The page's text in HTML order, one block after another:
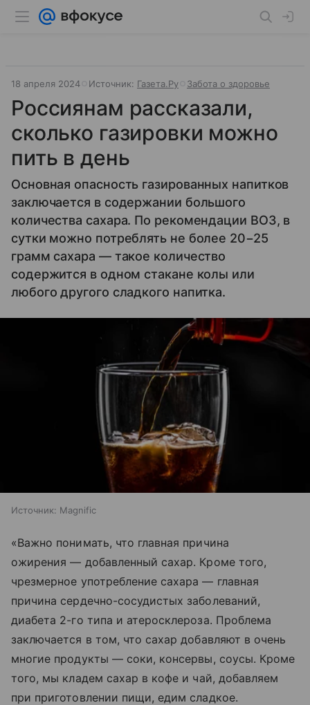
18 апреля 2024 Источник: Газета.Ру Забота о здоровье
Россиянам рассказали,
сколько газировки можно
пить в день
Основная опасность газированных напитков
заключается в содержании большого
количества сахара. По рекомендации ВОЗ, в
сутки можно потреблять не более 20−25
грамм сахара — такое количество
содержится в одном стакане колы или
любого другого сладкого напитка.
Источник: Magnific
«Важно понимать, что главная причина
ожирения — добавленный сахар. Кроме того,
чрезмерное употребление сахара — главная
причина сердечно-сосудистых заболеваний,
диабета 2-го типа и атеросклероза. Проблема
заключается в том, что сахар добавляют в очень
многие продукты — соки, консервы, соусы. Кроме
того, мы кладем сахар в кофе и чай, добавляем
при приготовлении пищи, едим сладкое.